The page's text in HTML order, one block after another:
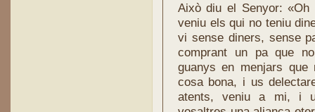
Això diu el Senyor: «Oh
veniu els qui no teniu
vi sense diners, sense
comprant un pa que
guanys en menjars
cosa bona, i us
atents, veniu a mi, i